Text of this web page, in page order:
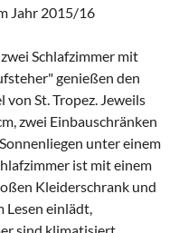
Jahr 2015/16
Schlafzimmer mit
genießen den
St. Tropez. Jeweils
zwei Einbauschränken
unter einem
ist mit einem
Kleiderschrank und
Lesen einlädt,
sind klimatisiert.